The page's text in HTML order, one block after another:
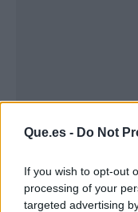
Que.es - Do Not
If you wish to opt-out
processing of your
targeted advertising